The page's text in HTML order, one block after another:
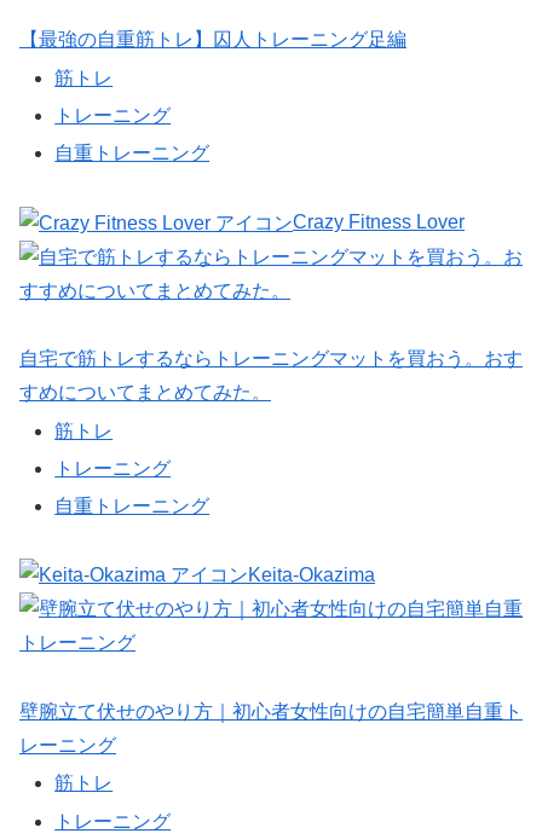
【最強の自重筋トレ】囚人トレーニング足編
筋トレ
トレーニング
自重トレーニング
Crazy Fitness Lover
自宅で筋トレするならトレーニングマットを買おう。おす
すめについてまとめてみた。
筋トレ
トレーニング
自重トレーニング
Keita-Okazima
壁腕立て伏せのやり方｜初心者女性向けの自宅簡単自重ト
レーニング
筋トレ
トレーニング